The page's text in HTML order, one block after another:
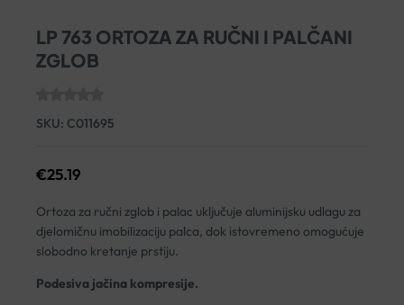
LP 763 ORTOZA ZA RUČNI I PALČANI
ZGLOB
SKU: C011695
€25.19
Ortoza za ručni zglob i palac uključuje aluminijsku udlagu za
djelomičnu imobilizaciju palca, dok istovremeno omogućuje
slobodno kretanje prstiju.
Podesiva jačina kompresije.